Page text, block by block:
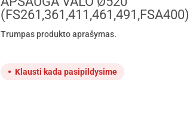
(FS261,361,411,461,491,FSA400)
Trumpas produkto aprašymas.
Klausti kada pasipildysime